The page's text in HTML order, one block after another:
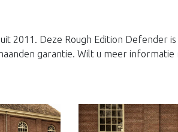
2011. Deze Rough Edition Defender
garantie. Wilt u meer informatie